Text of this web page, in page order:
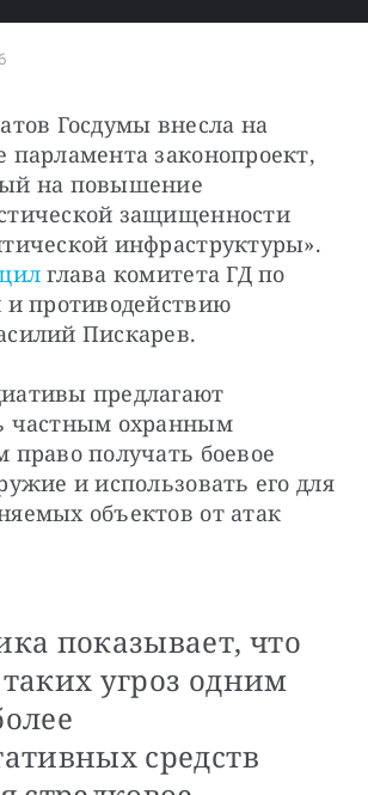
Госдумы внесла на
парламента законопроект,
на повышение
защищенности
инфраструктуры».
глава комитета ГД по
и противодействию
Пискарев.
предлагают
частным охранным
право получать боевое
и использовать его для
объектов от атак
показывает, что
угроз одним
средств